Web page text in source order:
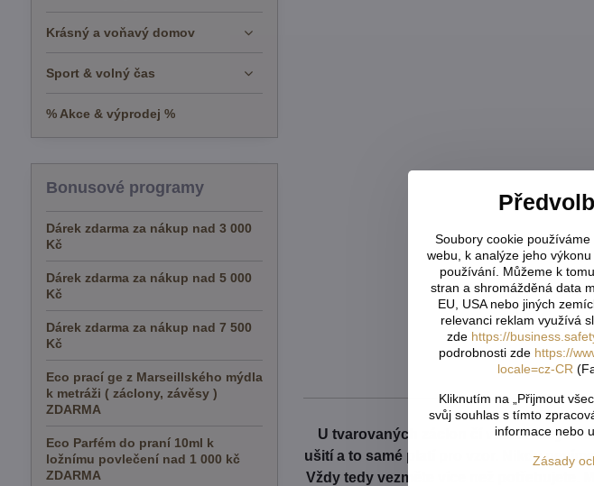
U tvarovaných záclon čí vzororvaných
ušití a to samé platí pro vzor. Nikdy
Vždy tedy vezměte více než potřebujete.
Krásný a voňavý domov
Sport & volný čas
% Akce & výprodej %
Bonusové programy
Dárek zdarma za nákup nad 3 000
Kč
Dárek zdarma za nákup nad 5 000
Kč
Dárek zdarma za nákup nad 7 500
Kč
Eco prací ge z Marseillského mýdla
k metráži ( záclony, závěsy )
ZDARMA
Eco Parfém do praní 10ml k
ložnímu povlečení nad 1 000 kč
ZDARMA
Soubory cookie
webu, k analýze jeho
používání. Můžeme k
stran a shromážděná data
EU, USA nebo jiných
relevanci reklam využívá
zde https://
podrobnosti zde https://
locale=cz-CR
Kliknutím na „Přijmout
svůj souhlas s tímto
informace nebo
Zásady